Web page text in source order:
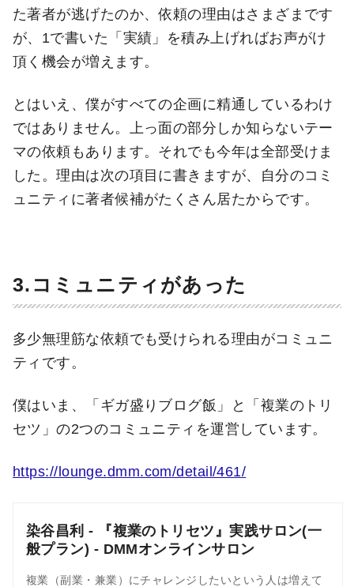
た著者が逃げたのか、依頼の理由はさまざまです
が、1で書いた「実績」を積み上げればお声がけ
頂く機会が増えます。
とはいえ、僕がすべての企画に精通しているわけ
ではありません。上っ面の部分しか知らないテー
マの依頼もあります。それでも今年は全部受けま
した。理由は次の項目に書きますが、自分のコミ
ュニティに著者候補がたくさん居たからです。
3.コミュニティがあった
多少無理筋な依頼でも受けられる理由がコミュニ
ティです。
僕はいま、「ギガ盛りブログ飯」と「複業のトリ
セツ」の2つのコミュニティを運営しています。
https://lounge.dmm.com/detail/461/
染谷昌利 - 『複業のトリセツ』実践サロン(一
般プラン) - DMMオンラインサロン
複業（副業・兼業）にチャレンジしたいという人は増えて